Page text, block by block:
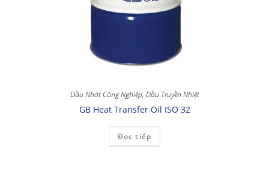
Dầu Nhớt Công Nghiệp, Dầu Truyền Nhiệt
GB Heat Transfer Oil ISO 32
Đọc tiếp